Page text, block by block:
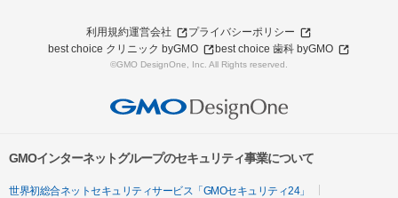
利用規約運営会社
プライバシーポリシー
best choice クリニック byGMO
best choice 歯科 byGMO
©GMO DesignOne, Inc. All Rights reserved.
GMOインターネットグループのセキュリティ事業について
世界初総合ネットセキュリティサービス「GMOセキュリティ24」